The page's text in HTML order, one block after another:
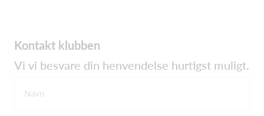
Kontakt klubben
Vi vi besvare din henvendelse hurtigst muligt.
Navn